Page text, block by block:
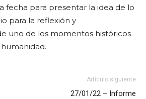
fecha para presentar la idea de lo
para la reflexión y
uno de los momentos históricos
Artículo siguiente
27/01/22 – Informe